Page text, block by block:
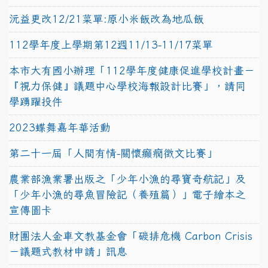
沅益更改12/21菜單:原小米飯改為地瓜飯
112學年度上學期第12週11/13-11/17菜單
本市大有國小辦理「112學年度健康促進學校計畫－
『視力保健』議題中心學校海報設計比賽」，請同
學踴躍投件
2023蝶舞嘉年華活動
第二十一屆「人間有情-關懷癲癇徵文比賽」
農業部漁業署出版之「少年小漁的尋寶奇航記」及
「少年小漁的尋魚冒險記（養殖篇）」電子繪本之
宣傳圖卡
財團法人金車文教基金會「碳排危機 Carbon Crisis
－議題式教材申請」訊息